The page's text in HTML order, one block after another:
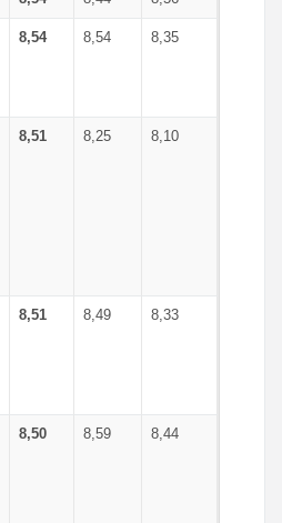
8,54 8,54 8,35
8,51 8,25 8,10
8,51 8,49 8,33
8,50 8,59 8,44